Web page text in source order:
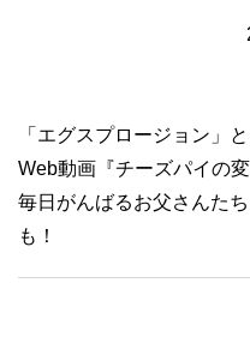
「エグスプロージョン」
Web動画『チーズパイの
毎日がんばるお父さんた
も！